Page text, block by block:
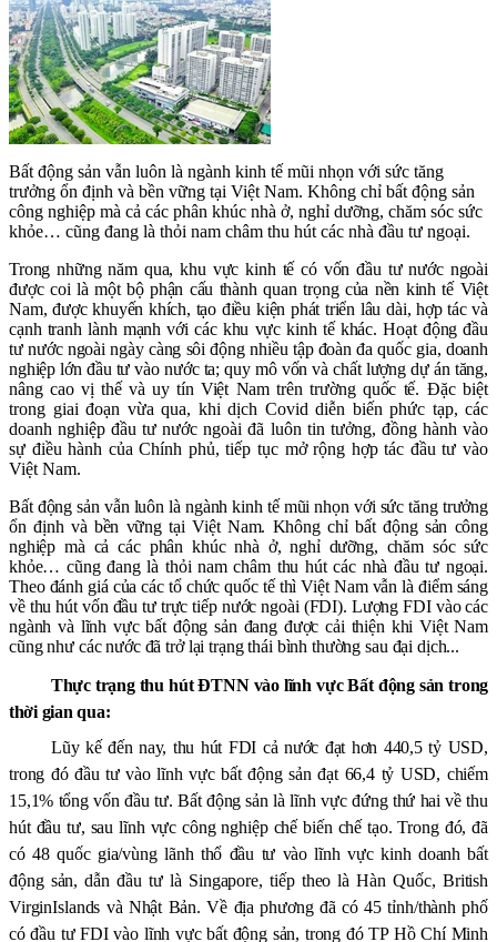
Bất động sản vẫn luôn là ngành kinh tế mũi nhọn với sức tăng
trưởng ổn định và bền vững tại Việt Nam. Không chỉ bất động sản
công nghiệp mà cả các phân khúc nhà ở, nghỉ dưỡng, chăm sóc sức
khỏe… cũng đang là thỏi nam châm thu hút các nhà đầu tư ngoại.
Trong những năm qua, khu vực kinh tế có vốn đầu tư nước ngoài
được coi là một bộ phận cấu thành quan trọng của nền kinh tế Việt
Nam, được khuyến khích, tạo điều kiện phát triển lâu dài, hợp tác và
cạnh tranh lành mạnh với các khu vực kinh tế khác. Hoạt động đầu
tư nước ngoài ngày càng sôi động nhiều tập đoàn đa quốc gia, doanh
nghiệp lớn đầu tư vào nước ta; quy mô vốn và chất lượng dự án tăng,
nâng cao vị thế và uy tín Việt Nam trên trường quốc tế. Đặc biệt
trong giai đoạn vừa qua, khi dịch Covid diễn biến phức tạp, các
doanh nghiệp đầu tư nước ngoài đã luôn tin tưởng, đồng hành vào
sự điều hành của Chính phủ, tiếp tục mở rộng hợp tác đầu tư vào
Việt Nam.
Bất động sản vẫn luôn là ngành kinh tế mũi nhọn với sức tăng trưởng
ổn định và bền vững tại Việt Nam. Không chỉ bất động sản công
nghiệp mà cả các phân khúc nhà ở, nghỉ dưỡng, chăm sóc sức
khỏe… cũng đang là thỏi nam châm thu hút các nhà đầu tư ngoại.
Theo đánh giá của các tổ chức quốc tế thì Việt Nam vẫn là điểm sáng
về thu hút vốn đầu tư trực tiếp nước ngoài (FDI). Lượng FDI vào các
ngành và lĩnh vực bất động sản đang được cải thiện khi Việt Nam
cũng như các nước đã trở lại trạng thái bình thường sau đại dịch...
Thực trạng thu hút ĐTNN vào lĩnh vực Bất động sản trong
thời gian qua:
Lũy kế đến nay, thu hút FDI cả nước đạt hơn 440,5 tỷ USD,
trong đó đầu tư vào lĩnh vực bất động sản đạt 66,4 tỷ USD, chiếm
15,1% tổng vốn đầu tư. Bất động sản là lĩnh vực đứng thứ hai về thu
hút đầu tư, sau lĩnh vực công nghiệp chế biến chế tạo. Trong đó, đã
có 48 quốc gia/vùng lãnh thổ đầu tư vào lĩnh vực kinh doanh bất
động sản, dẫn đầu tư là Singapore, tiếp theo là Hàn Quốc, British
VirginIslands và Nhật Bản. Về địa phương đã có 45 tỉnh/thành phố
có đầu tư FDI vào lĩnh vực bất động sản, trong đó TP Hồ Chí Minh